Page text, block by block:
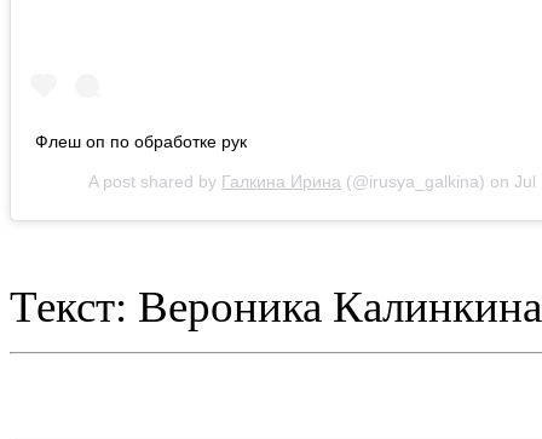
Флеш оп по обработке рук
A post shared by Галкина Ирина (@irusya_galkina) on Jul
Текст: Вероника Калинкина